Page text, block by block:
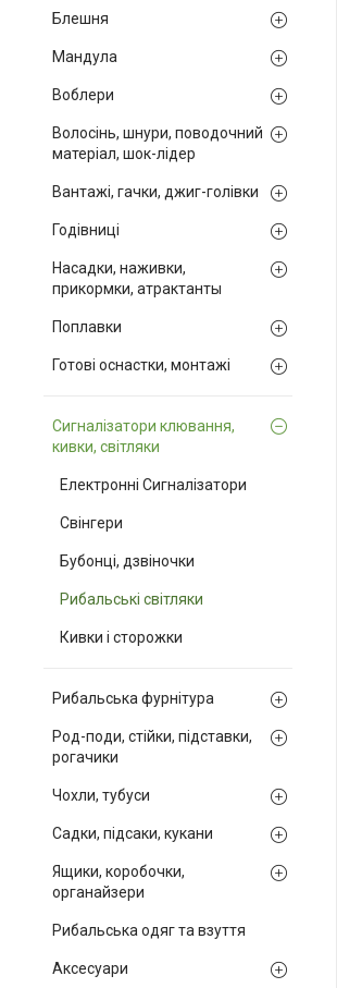
Блешня
Мандула
Воблери
Волосінь, шнури, поводочний
матеріал, шок-лідер
Вантажі, гачки, джиг-голівки
Годівниці
Насадки, наживки,
прикормки, атрактанты
Поплавки
Готові оснастки, монтажі
Сигналізатори клювання,
кивки, світляки
Електронні Сигналізатори
Свінгери
Бубонці, дзвіночки
Рибальські світляки
Кивки і сторожки
Рибальська фурнітура
Род-поди, стійки, підставки,
рогачики
Чохли, тубуси
Садки, підсаки, кукани
Ящики, коробочки,
органайзери
Рибальська одяг та взуття
Аксесуари